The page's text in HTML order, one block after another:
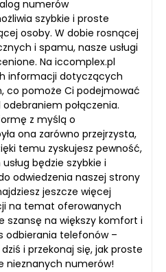
numerów
szybkie i proste
osoby. W dobie rosnącej
i spamu, nasze usługi
Na iccomplex.pl
informacji dotyczących
co pomoże Ci podejmować
połączenia.
z myślą o
ona zarówno przejrzysta,
temu zyskujesz pewność,
będzie szybkie i
odwiedzenia naszej strony
jeszcze więcej
na temat oferowanych
szansę na większy komfort i
odbierania telefonów –
i przekonaj się, jak proste
nieznanych numerów!